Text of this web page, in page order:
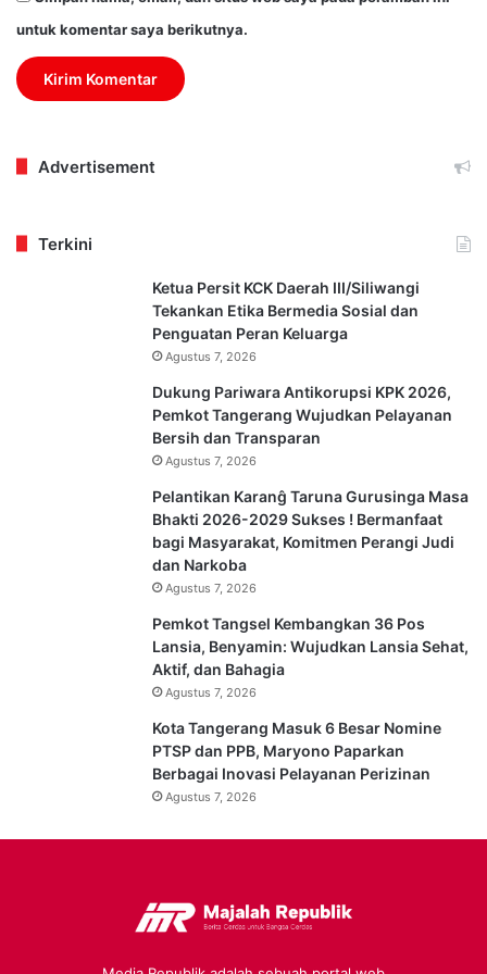
untuk komentar saya berikutnya.
Advertisement
Terkini
Ketua Persit KCK Daerah III/Siliwangi
Tekankan Etika Bermedia Sosial dan
Penguatan Peran Keluarga
Agustus 7, 2026
Dukung Pariwara Antikorupsi KPK 2026,
Pemkot Tangerang Wujudkan Pelayanan
Bersih dan Transparan
Agustus 7, 2026
Pelantikan Karanĝ Taruna Gurusinga Masa
Bhakti 2026-2029 Sukses ! Bermanfaat
bagi Masyarakat, Komitmen Perangi Judi
dan Narkoba
Agustus 7, 2026
Pemkot Tangsel Kembangkan 36 Pos
Lansia, Benyamin: Wujudkan Lansia Sehat,
Aktif, dan Bahagia
Agustus 7, 2026
Kota Tangerang Masuk 6 Besar Nomine
PTSP dan PPB, Maryono Paparkan
Berbagai Inovasi Pelayanan Perizinan
Agustus 7, 2026